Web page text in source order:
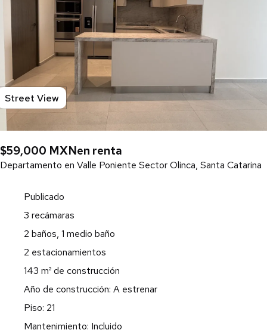
Street View
$59,000 MXNen renta
Departamento en Valle Poniente Sector Olinca, Santa Catarina
Publicado
3 recámaras
2 baños, 1 medio baño
2 estacionamientos
143 m² de construcción
Año de construcción: A estrenar
Piso: 21
Mantenimiento: Incluido